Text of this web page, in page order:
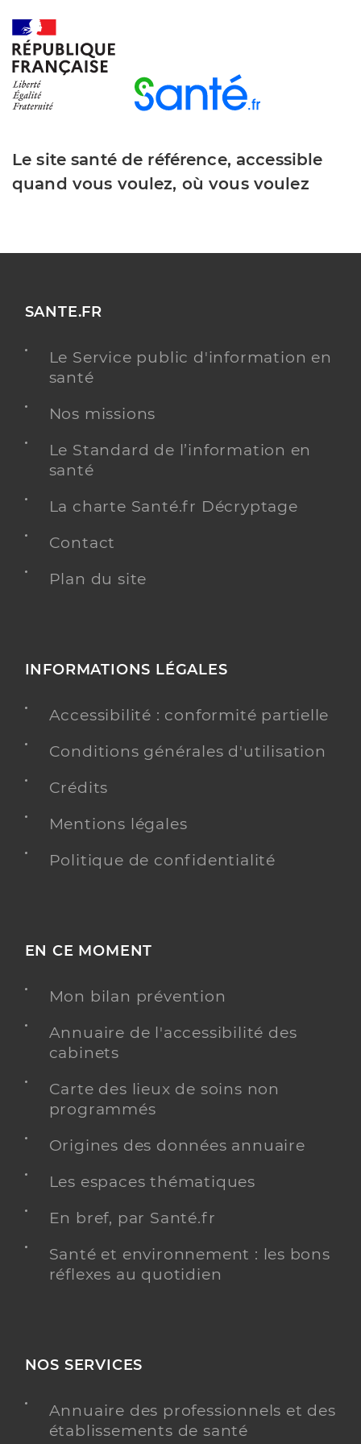
Le site santé de référence, accessible
quand vous voulez, où vous voulez
SANTE.FR
Le Service public d'information en
santé
Nos missions
Le Standard de l’information en
santé
La charte Santé.fr Décryptage
Contact
Plan du site
INFORMATIONS LÉGALES
Accessibilité : conformité partielle
Conditions générales d'utilisation
Crédits
Mentions légales
Politique de confidentialité
EN CE MOMENT
Mon bilan prévention
Annuaire de l'accessibilité des
cabinets
Carte des lieux de soins non
programmés
Origines des données annuaire
Les espaces thématiques
En bref, par Santé.fr
Santé et environnement : les bons
réflexes au quotidien
NOS SERVICES
Annuaire des professionnels et des
établissements de santé